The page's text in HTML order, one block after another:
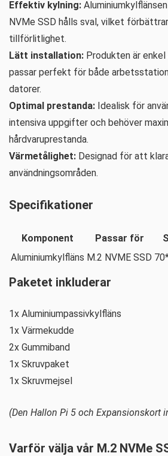
Effektiv kylning:
NVMe SSD hålls sval, vilket
tillförlitlighet.
Lätt installation: Produkten är
passar perfekt för både
datorer.
Optimal prestanda: Idealisk för
intensiva uppgifter och behöver
hårdvaruprestanda.
Värmetålighet: Designad för att
användningsområden.
Specifikationer
Komponent Passar för
Aluminiumkylfläns M.2 NVME SSD
Paketet inkluderar
1x Aluminiumpassivkylfläns
1x Värmekudde
2x Gummiband
1x Skruvpaket
1x Skruvmejsel
(Den Hallon Pi 5 och Expansionskort
Varför välja vår M.2 NVMe